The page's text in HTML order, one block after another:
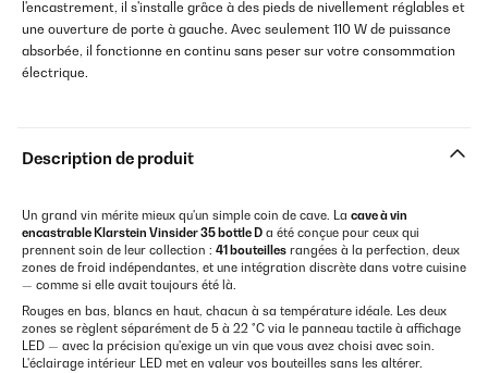
l'encastrement, il s'installe grâce à des pieds de nivellement réglables et
une ouverture de porte à gauche. Avec seulement 110 W de puissance
absorbée, il fonctionne en continu sans peser sur votre consommation
électrique.
Description de produit
Un grand vin mérite mieux qu'un simple coin de cave. La cave à vin
encastrable Klarstein Vinsider 35 bottle D a été conçue pour ceux qui
prennent soin de leur collection : 41 bouteilles rangées à la perfection, deux
zones de froid indépendantes, et une intégration discrète dans votre cuisine
— comme si elle avait toujours été là.
Rouges en bas, blancs en haut, chacun à sa température idéale. Les deux
zones se règlent séparément de 5 à 22 °C via le panneau tactile à affichage
LED — avec la précision qu'exige un vin que vous avez choisi avec soin.
L'éclairage intérieur LED met en valeur vos bouteilles sans les altérer.